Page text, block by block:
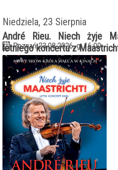
Niedziela, 23 Sierpnia
André Rieu. Niech żyje
letniego koncertu z
Poznań 23.08.2026, g. 16:00